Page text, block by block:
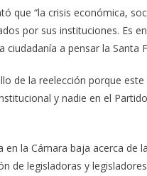
que “la crisis económica,
por sus instituciones. Es
a pensar la Santa
de la reelección porque
y nadie en el
la Cámara baja acerca de
de legisladoras y